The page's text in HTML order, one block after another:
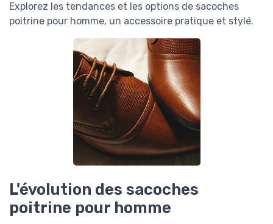
Explorez les tendances et les options de sacoches
poitrine pour homme, un accessoire pratique et stylé.
L'évolution des sacoches
poitrine pour homme